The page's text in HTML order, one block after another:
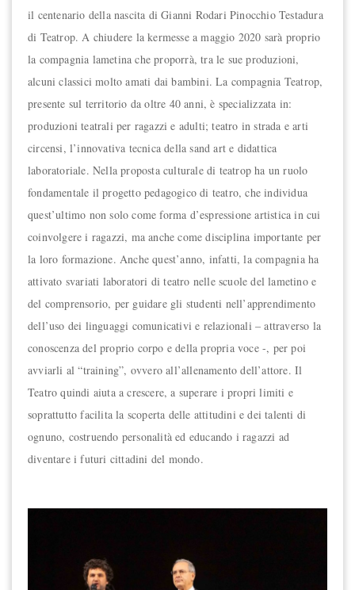
il centenario della nascita di Gianni Rodari Pinocchio Testadura
di Teatrop. A chiudere la kermesse a maggio 2020 sarà proprio
la compagnia lametina che proporrà, tra le sue produzioni,
alcuni classici molto amati dai bambini. La compagnia Teatrop,
presente sul territorio da oltre 40 anni, è specializzata in:
produzioni teatrali per ragazzi e adulti; teatro in strada e arti
circensi, l’innovativa tecnica della sand art e didattica
laboratoriale. Nella proposta culturale di teatrop ha un ruolo
fondamentale il progetto pedagogico di teatro, che individua
quest’ultimo non solo come forma d’espressione artistica in cui
coinvolgere i ragazzi, ma anche come disciplina importante per
la loro formazione. Anche quest’anno, infatti, la compagnia ha
attivato svariati laboratori di teatro nelle scuole del lametino e
del comprensorio, per guidare gli studenti nell’apprendimento
dell’uso dei linguaggi comunicativi e relazionali – attraverso la
conoscenza del proprio corpo e della propria voce -, per poi
avviarli al “training”, ovvero all’allenamento dell’attore. Il
Teatro quindi aiuta a crescere, a superare i propri limiti e
soprattutto facilita la scoperta delle attitudini e dei talenti di
ognuno, costruendo personalità ed educando i ragazzi ad
diventare i futuri cittadini del mondo.